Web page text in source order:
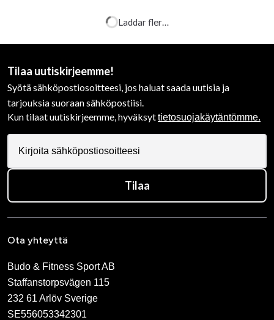
Laddar fler…
Tilaa uutiskirjeemme!
Syötä sähköpostiosoitteesi, jos haluat saada uutisia ja
tarjouksia suoraan sähköpostiisi.
Kun tilaat uutiskirjeemme, hyväksyttietosuojakäytäntömme.
Tilaa
Ota yhteyttä
Budo & Fitness Sport AB
Staffanstorpsvägen 115
232 61 Arlöv Sverige
SE556053342301